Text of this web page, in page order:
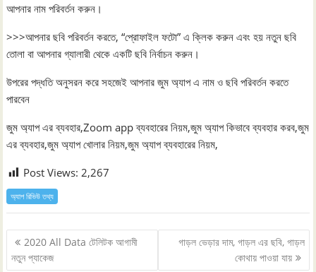
আপনার নাম পরিবর্তন করুন।
>>>আপনার ছবি পরিবর্তন করতে, “প্রোফাইল ফটো” এ ক্লিক করুন এবং হয় নতুন ছবি
তোলা বা আপনার গ্যালারী থেকে একটি ছবি নির্বাচন করুন।
উপরের পদ্ধতি অনুসরন করে সহজেই আপনার জুম অ্যাপ এ নাম ও ছবি পরিবর্তন করতে
পারবেন
জুম অ্যাপ এর ব্যবহার,Zoom app ব্যবহারের নিয়ম,জুম অ্যাপ কিভাবে ব্যবহার করব,জুম
এর ব্যবহার,জুম অ্যাপ খোলার নিয়ম,জুম অ্যাপ ব্যবহারের নিয়ম,
Post Views: 2,267
অ্যাপ রিভিউ তথ্য
Post
navigation
2020 All Data টেলিটক আগামী
নতুন প্যাকেজ
গাড়ল ভেড়ার দাম, গাড়ল এর ছবি, গাড়ল
কোথায় পাওয়া যায়